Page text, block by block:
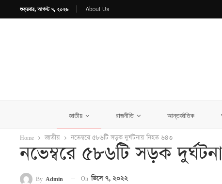
শুক্রবার, আগস্ট ৭, ২০২৬ About Us
জাতীয় রাজনীতি আন্তর্জাতিক
Home জাতীয় নভেম্বরে ৫৮৬টি সড়ক দুর্ঘটনায় নিহত ৬৪৩
নভেম্বরে ৫৮৬টি সড়ক
By Admin On ডিসে ৭, ২০২২